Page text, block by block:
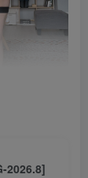
2026.8]